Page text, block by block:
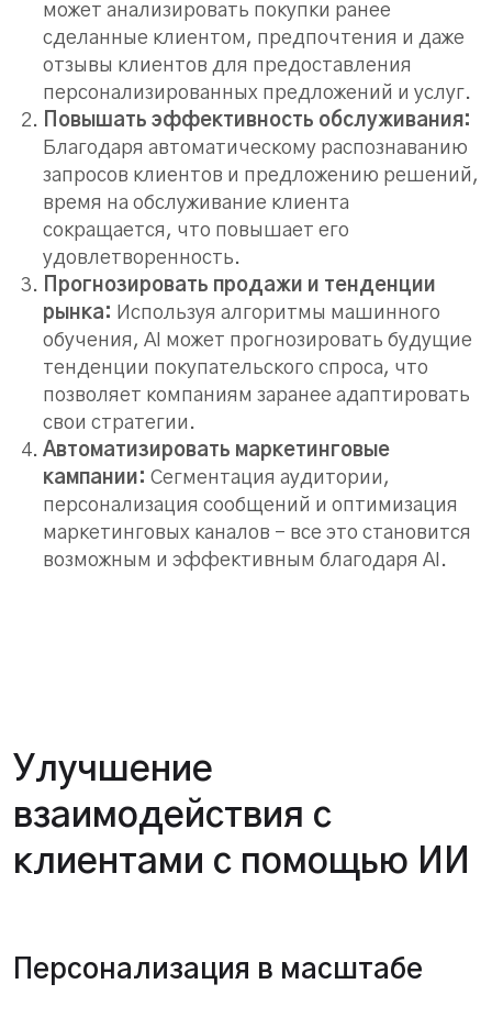
может анализировать покупки ранее
сделанные клиентом, предпочтения и даже
отзывы клиентов для предоставления
персонализированных предложений и услуг.
Повышать эффективность обслуживания:
Благодаря автоматическому распознаванию
запросов клиентов и предложению решений,
время на обслуживание клиента
сокращается, что повышает его
удовлетворенность.
Прогнозировать продажи и тенденции
рынка: Используя алгоритмы машинного
обучения, AI может прогнозировать будущие
тенденции покупательского спроса, что
позволяет компаниям заранее адаптировать
свои стратегии.
Автоматизировать маркетинговые
кампании: Сегментация аудитории,
персонализация сообщений и оптимизация
маркетинговых каналов – все это становится
возможным и эффективным благодаря AI.
Улучшение
взаимодействия с
клиентами с помощью ИИ
Персонализация в масштабе